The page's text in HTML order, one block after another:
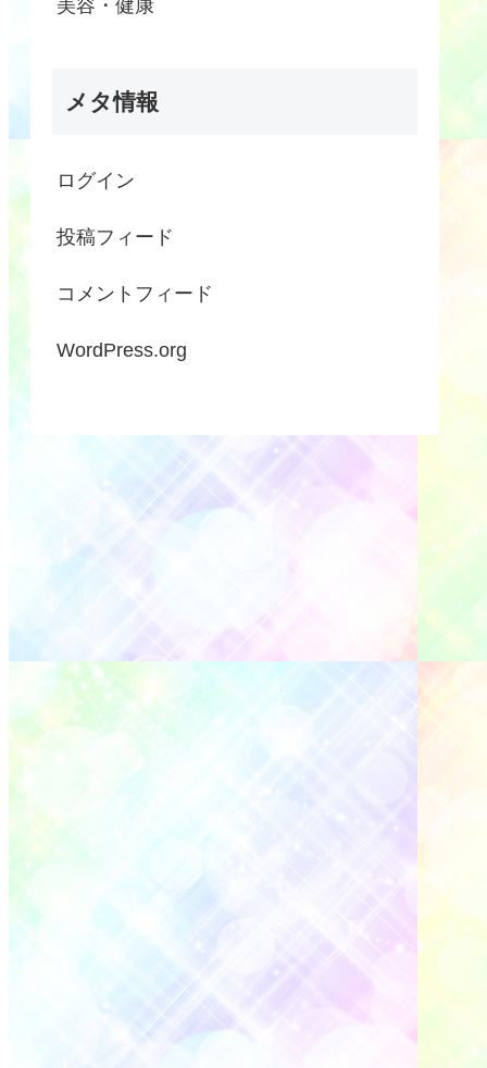
美容・健康
メタ情報
ログイン
投稿フィード
コメントフィード
WordPress.org